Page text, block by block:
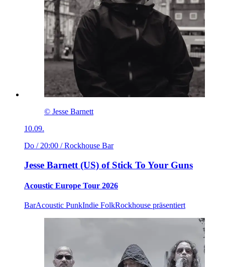
© Jesse Barnett
10.09.
Do / 20:00 / Rockhouse Bar
Jesse Barnett (US) of Stick To Your Guns
Acoustic Europe Tour 2026
BarAcoustic PunkIndie FolkRockhouse präsentiert